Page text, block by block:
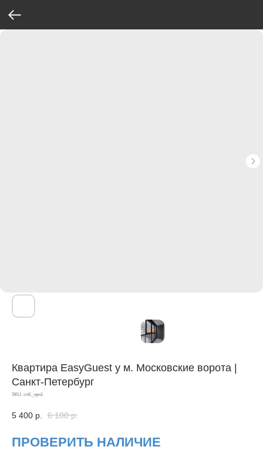
Квартира EasyGuest у м. Московские ворота |
Санкт-Петербург
SKU: спб_чрн1
5 400 р. 6 100 р.
ПРОВЕРИТЬ НАЛИЧИЕ